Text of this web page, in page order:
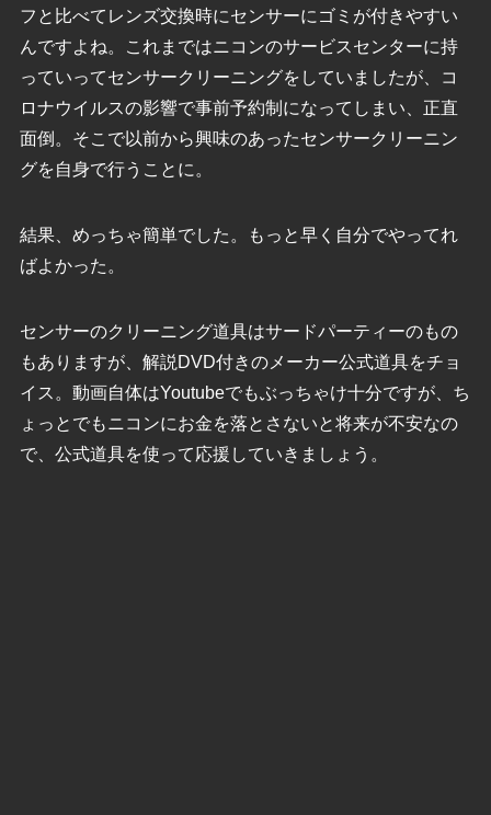
フと比べてレンズ交換時にセンサーにゴミが付きやすい
んですよね。これまではニコンのサービスセンターに持
っていってセンサークリーニングをしていましたが、コ
ロナウイルスの影響で事前予約制になってしまい、正直
面倒。そこで以前から興味のあったセンサークリーニン
グを自身で行うことに。
結果、めっちゃ簡単でした。もっと早く自分でやってれ
ばよかった。
センサーのクリーニング道具はサードパーティーのもの
もありますが、解説DVD付きのメーカー公式道具をチョ
イス。動画自体はYoutubeでもぶっちゃけ十分ですが、ち
ょっとでもニコンにお金を落とさないと将来が不安なの
で、公式道具を使って応援していきましょう。